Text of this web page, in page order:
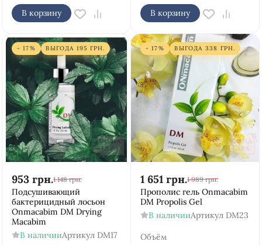
В корзину В корзину
- 17% ВЫГОДА 195 ГРН.
953 грн.1 148 грн.
Подсушивающий
бактерицидный лосьон
Onmacabim DM Drying
Macabim
В наличииАртикул DM17
- 17% ВЫГОДА 338 ГРН.
1 651 грн.1 989 грн.
Прополис гель Onmacabim
DM Propolis Gel
В наличииАртикул DM23
Объём